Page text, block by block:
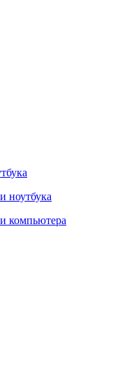
ноутбука
компьютера